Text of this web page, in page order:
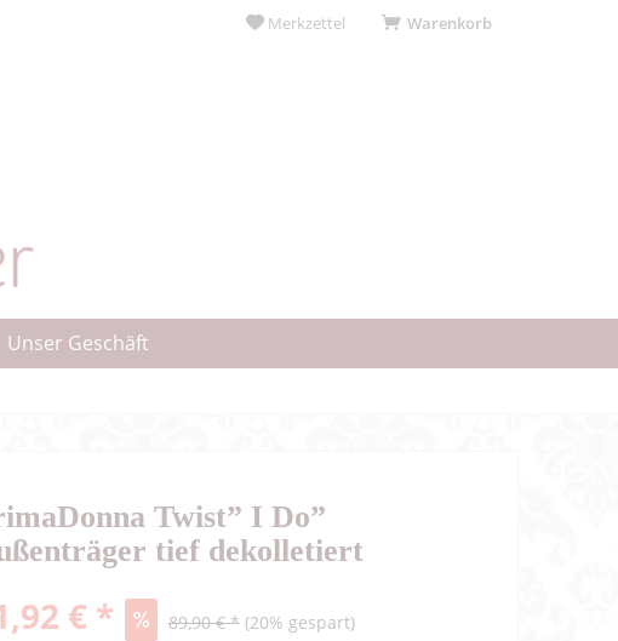
Warenkorb
Merkzettel
Unser Geschäft
Twist” I Do”
tief dekolletiert
€ * 89,90 € * (20% gespart)